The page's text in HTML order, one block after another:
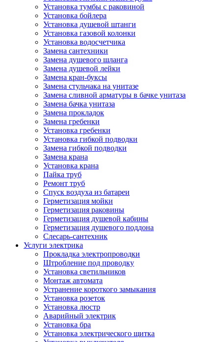
Установка тумбы с раковиной
Установка бойлера
Установка душевой штанги
Установка газовой колонки
Установка водосчетчика
Замена сантехники
Замена душевого шланга
Замена душевой лейки
Замена кран-буксы
Замена cтульчака на унитазе
Замена сливной арматуры в бачке унитаза
Замена бачка унитаза
Замена прокладок
Замена гребенки
Установка гребенки
Установка гибкой подводки
Замена гибкой подводки
Замена крана
Установка крана
Пайка труб
Ремонт труб
Спуск воздуха из батареи
Герметизация мойки
Герметизация раковины
Герметизация душевой кабины
Герметизация душевого поддона
Слесарь-сантехник
Услуги электрика
Прокладка электропроводки
Штробление под проводку
Установка светильников
Монтаж автомата
Устранение короткого замыкания
Установка розеток
Установка люстр
Аварийный электрик
Установка бра
Установка электрического щитка